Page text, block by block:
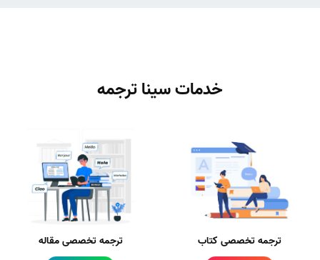
خدمات سینا ترجمه
ترجمه تخصصی کتاب ترجمه تخصصی مقاله